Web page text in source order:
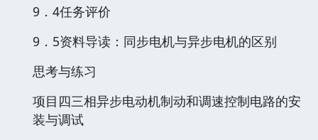
9．4任务评价
9．5资料导读：同步电机与异步电机的区别
思考与练习
项目四三相异步电动机制动和调速控制电路的安
装与调试